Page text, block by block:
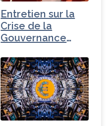
Entretien sur la
Crise de la
Gouvernance
Pakistan